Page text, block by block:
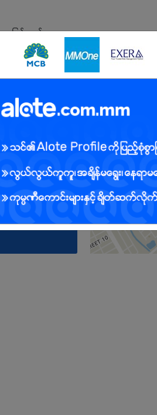
းသူ ဖြစ်ရမည်
အား ဦးစားပေးပါမည်
Software များကို အသုံးပြုနိုင်ရမည်
းစိတ်ကို သတိထားနိုင်ရမည်
လုပ်ကိုင်နိုင်ရမည်
စီမံနိုင်ရမည်
ည်။